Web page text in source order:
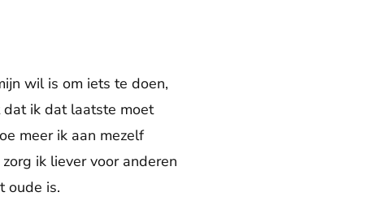
wil is om iets te doen,
dat ik dat laatste moet
meer ik aan mezelf
ik liever voor anderen
oude is.